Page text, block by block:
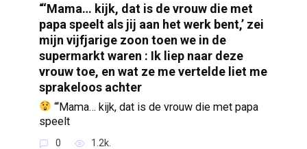
“‘Mama… kijk, dat is de vrouw die met
papa speelt als jij aan het werk bent,’ zei
mijn vijfjarige zoon toen we in de
supermarkt waren : Ik liep naar deze
vrouw toe, en wat ze me vertelde liet me
sprakeloos achter
“‘Mama… kijk, dat is de vrouw die met papa
speelt
0 1.2k.